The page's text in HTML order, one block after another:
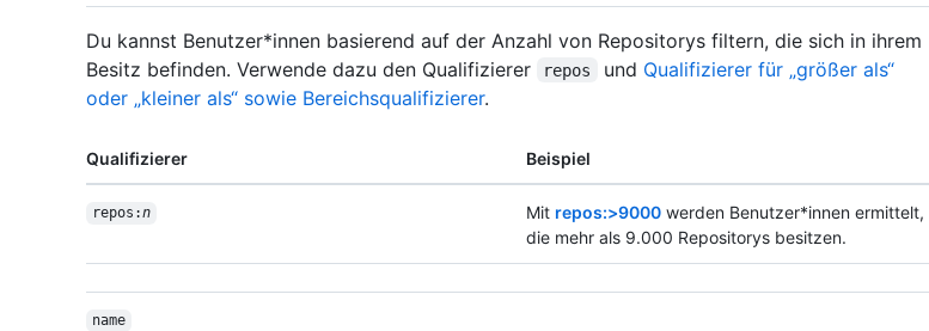
Du kannst Benutzer*innen basierend auf der Anzahl von Repositorys filtern, die sich in ihrem
Besitz befinden. Verwende dazu den Qualifizierer
repos und Qualifizierer für „größer als“
oder „kleiner als“ sowie Bereichsqualifizierer.
Qualifizierer Beispiel
repos:n Mit repos:>9000 werden Benutzer*innen ermittelt,
die mehr als 9.000 Repositorys besitzen.
name